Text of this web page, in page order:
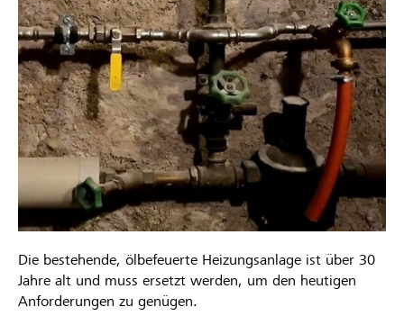
Die bestehende, ölbefeuerte Heizungsanlage ist über 30
Jahre alt und muss ersetzt werden, um den heutigen
Anforderungen zu genügen.